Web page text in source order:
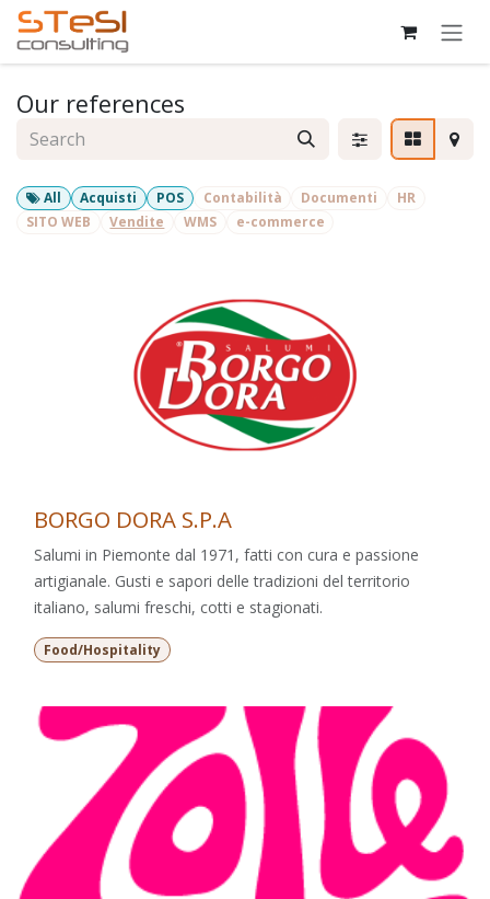
Skip to Content
Our references
All Acquisti POS Contabilità Documenti
HR
SITO WEB
Vendite WMS e-commerce
BORGO DORA S.P.A
Salumi in Piemonte dal 1971, fatti con cura e passione
artigianale. Gusti e sapori delle tradizioni del territorio
italiano, salumi freschi, cotti e stagionati.
Food/Hospitality